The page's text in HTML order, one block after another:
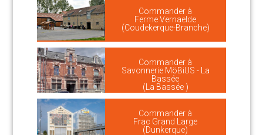
Commander à
Ferme Vernaelde
(Coudekerque-Branche)
Commander à
Savonnerie MöBiUS - La
Bassée
(La Bassée )
Commander à
Frac Grand Large
(Dunkerque)